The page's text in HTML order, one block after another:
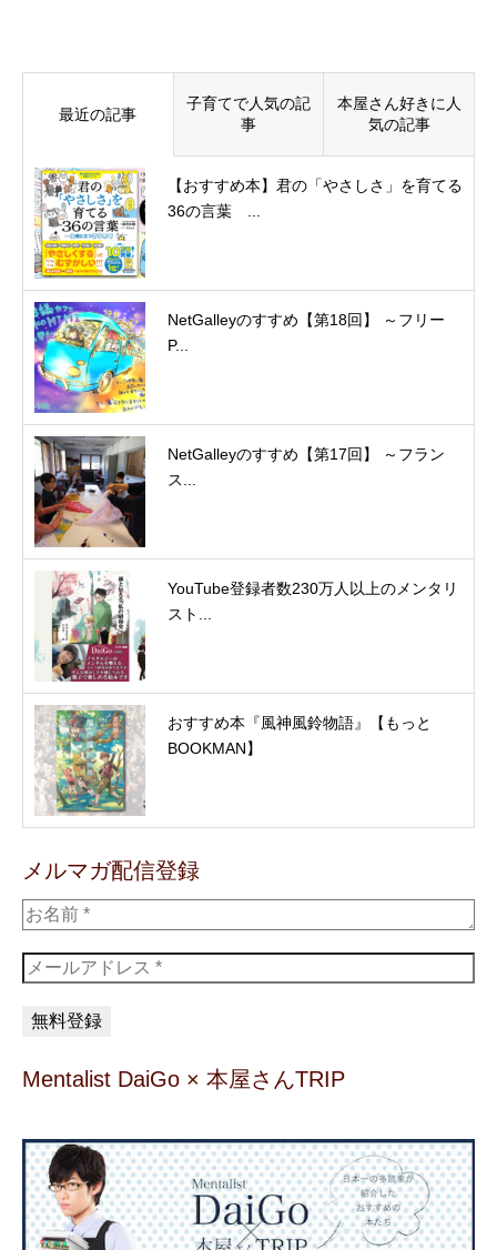
最近の記事
子育てで人気の記
事
本屋さん好きに人
気の記事
【おすすめ本】君の「やさしさ」を育てる
36の言葉 ...
NetGalleyのすすめ【第18回】 ～フリー
P...
NetGalleyのすすめ【第17回】 ～フラン
ス...
YouTube登録者数230万人以上のメンタリ
スト...
おすすめ本『風神風鈴物語』【もっと
BOOKMAN】
メルマガ配信登録
Mentalist DaiGo × 本屋さんTRIP